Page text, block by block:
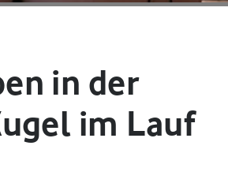
in der
im Lauf